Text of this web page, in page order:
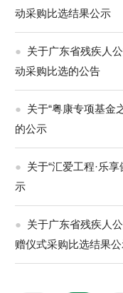
动采购比选结果公示
● 关于广东省残疾人
动采购比选的公告
● 关于“粤康专项基金
的公示
● 关于“汇爱工程·乐
示
● 关于广东省残疾人
赠仪式采购比选结果